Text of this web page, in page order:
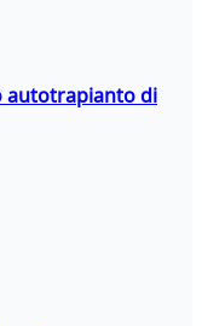
autotrapianto di